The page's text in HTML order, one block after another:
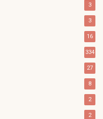
3
3
16
334
27
8
2
2